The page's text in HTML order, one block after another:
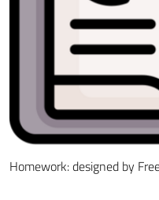
Homework: designed by